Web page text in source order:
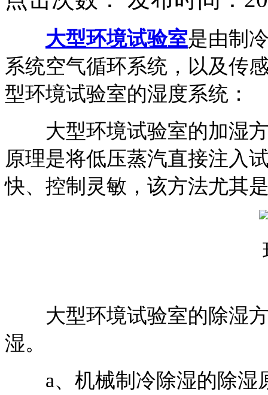
大型环境试验室是由制
系统空气循环系统，以及传
型环境试验室的湿度系统：
大型环境试验室的加湿方
原理是将低压蒸汽直接注入
快、控制灵敏，该方法尤其
大型环境试验室的除湿方
湿。
a、机械制冷除湿的除湿